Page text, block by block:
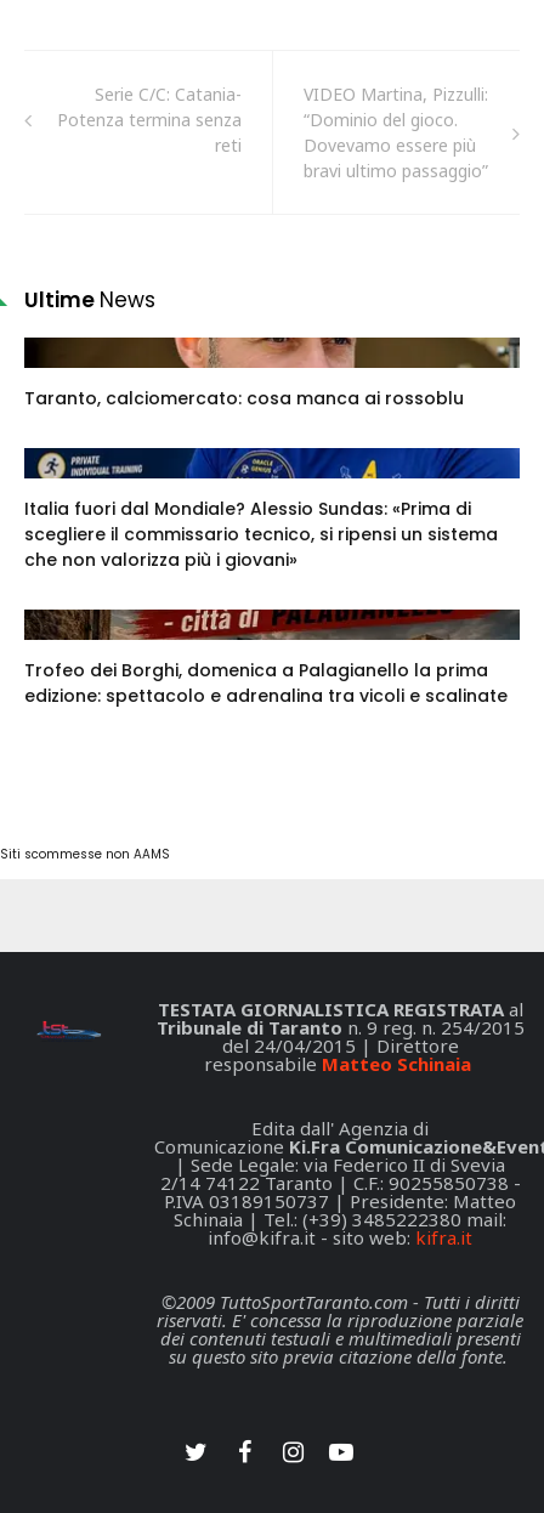
Serie C/C: Catania-
Potenza termina senza
reti
VIDEO Martina, Pizzulli:
“Dominio del gioco.
Dovevamo essere più
bravi ultimo passaggio”
Ultime News
Taranto, calciomercato: cosa manca ai rossoblu
Italia fuori dal Mondiale? Alessio Sundas: «Prima di
scegliere il commissario tecnico, si ripensi un sistema
che non valorizza più i giovani»
Trofeo dei Borghi, domenica a Palagianello la prima
edizione: spettacolo e adrenalina tra vicoli e scalinate
Siti scommesse non AAMS
TESTATA GIORNALISTICA REGISTRATAal
Tribunale di Taranto n. 9 reg. n. 254/2015
del 24/04/2015 | Direttore
responsabile Matteo Schinaia
Edita dall' Agenzia di
Comunicazione Ki.Fra
| Sede Legale: via Federico II di Svevia
2/14 74122 Taranto | C.F.: 90255850738 -
P.IVA 03189150737 | Presidente: Matteo
Schinaia | Tel.: (+39) 3485222380 mail:
info@kifra.it - sito web: kifra.it
©2009 TuttoSportTaranto.com - Tutti i diritti
riservati. E' concessa la riproduzione parziale
dei contenuti testuali e multimediali presenti
su questo sito previa citazione della fonte.